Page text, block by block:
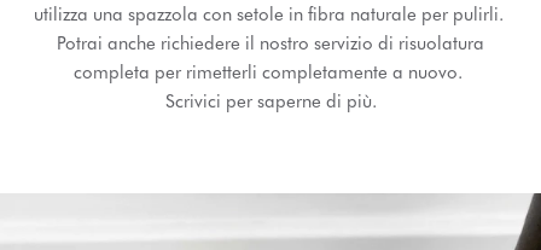
utilizza una spazzola con setole in fibra naturale per pulirli.
Potrai anche richiedere il nostro servizio di risuolatura
completa per rimetterli completamente a nuovo.
Scrivici per saperne di più.